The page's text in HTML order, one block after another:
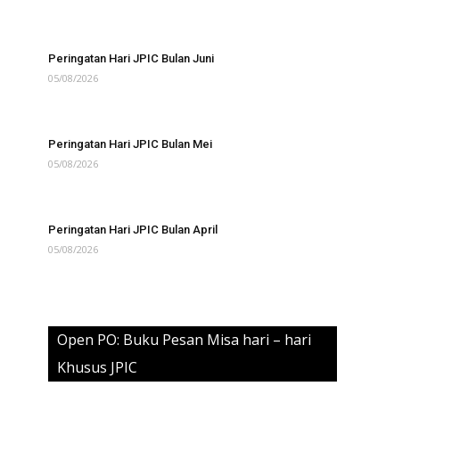
Peringatan Hari JPIC Bulan Juni
05/08/2026
Peringatan Hari JPIC Bulan Mei
05/08/2026
Peringatan Hari JPIC Bulan April
05/08/2026
Open PO: Buku Pesan Misa hari – hari
Khusus JPIC